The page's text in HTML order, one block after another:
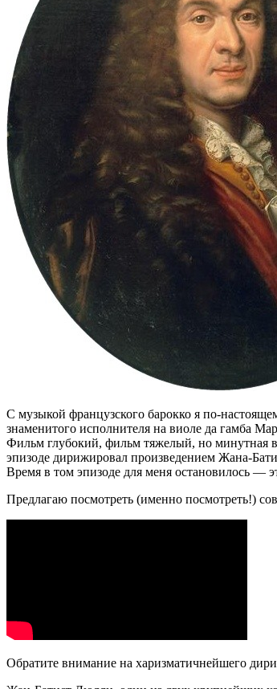
С музыкой французского барокко я по-
знаменитого исполнителя на виоле да гамба
Фильм глубокий, фильм тяжелый, но минутная
эпизоде дирижировал произведением Жана-
Время в том эпизоде для меня остановилось —
Предлагаю посмотреть (именно посмотреть!)
Обратите внимание на харизматичнейшего